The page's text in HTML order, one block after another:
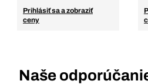
Prihlásiť sa a zobraziť
ceny
Naše